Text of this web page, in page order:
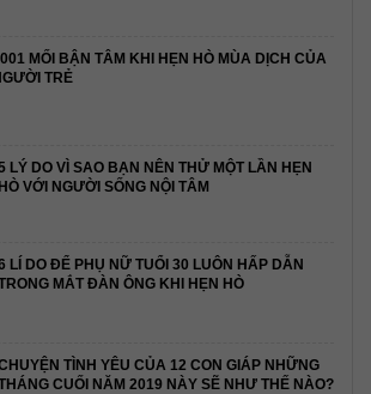
MỐI BẬN TÂM KHI HẸN HÒ MÙA DỊCH CỦA
TRẺ
LÝ DO VÌ SAO BẠN NÊN THỬ MỘT LẦN HẸN
HÒ VỚI NGƯỜI SỐNG NỘI TÂM
LÍ DO ĐỂ PHỤ NỮ TUỔI 30 LUÔN HẤP DẪN
MẮT ĐÀN ÔNG KHI HẸN HÒ
TÌNH YÊU CỦA 12 CON GIÁP NHỮNG
CUỐI NĂM 2019 NÀY SẼ NHƯ THẾ NÀO?